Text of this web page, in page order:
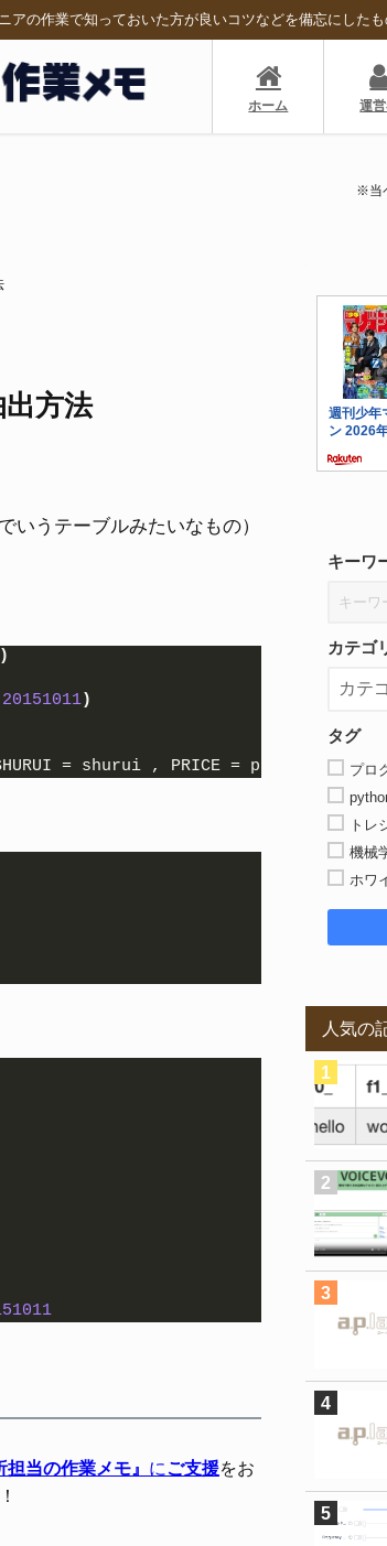
アの作業で知っておいた方が良いコツなどを備忘にした
ホーム 運
※当
方法
いうテーブルみたいなもの）
)
20151011)
= shurui , PRICE = price , YMD
担当の作業メモ』 に ご支援をお
キーワ
カテゴ
タグ
プロ
トレ
機械
ホワ
人気の